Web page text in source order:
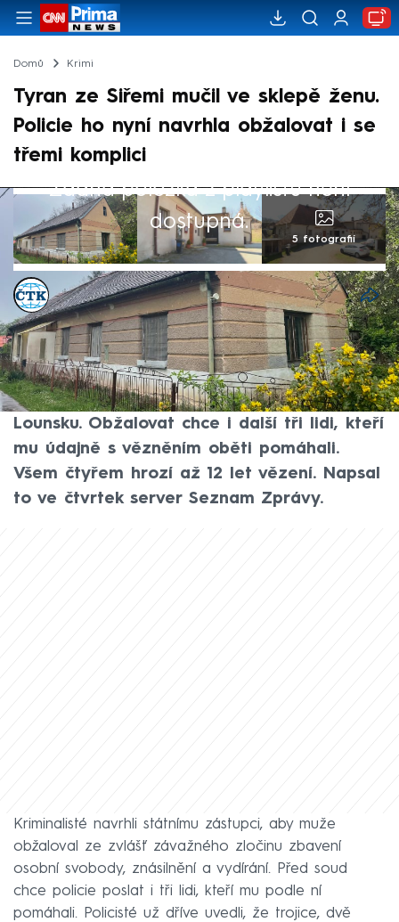
Domů Krimi
Tyran ze Siřemi mučil ve sklepě ženu.
Policie ho nyní navrhla obžalovat i se
třemi komplici
Žádná položka z playlistu není
dostupná.
5 fotografií
ČTK
Akt. 29. led 2026, 11:17• 29. led 2026, 11:01
Policie navrhla obžalovat muže, který
podle vyšetřovatelů mučil, znásilňoval a
věznil ženu ve sklepě domu v Siřemi na
Lounsku. Obžalovat chce i další tři lidi, kteří
mu údajně s vězněním oběti pomáhali.
Všem čtyřem hrozí až 12 let vězení. Napsal
to ve čtvrtek server Seznam Zprávy.
Kriminalisté navrhli státnímu zástupci, aby muže
obžaloval ze zvlášť závažného zločinu zbavení
osobní svobody, znásilnění a vydírání. Před soud
chce policie poslat i tři lidi, kteří mu podle ní
pomáhali. Policisté už dříve uvedli, že trojice, dvě